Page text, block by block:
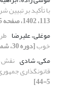
با تأکید بر
113، 1402، صفحه 175-211]
موغلی، علیرضا
خوب[دوره 30، شماره 115، 1402، صفحه 235-267]
مکی، شادی نقش
قانونگذاری
5-44]